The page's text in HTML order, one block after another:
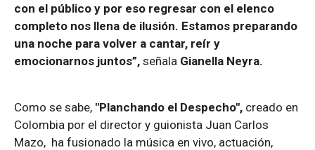
con el público y por eso regresar con el elenco
completo nos llena de ilusión. Estamos preparando
una noche para volver a cantar, reír y
emocionarnos juntos”, señala Gianella Neyra.
Como se sabe, "Planchando el Despecho", creado en
Colombia por el director y guionista Juan Carlos
Mazo, ha fusionado la música en vivo, actuación,